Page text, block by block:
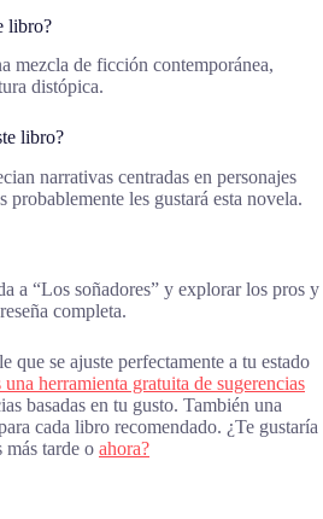
libro?
mezcla de ficción contemporánea,
distópica.
libro?
narrativas centradas en personajes
probablemente les gustará esta novela.
a “Los soñadores” y explorar los pros y
completa.
que se ajuste perfectamente a tu estado
herramienta gratuita de sugerencias
basadas en tu gusto. También una
cada libro recomendado. ¿Te gustaría
más tarde o ahora?